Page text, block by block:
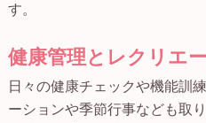
す。
健康管理とレクリエ
日々の健康チェックや機能訓
ーションや季節行事なども取